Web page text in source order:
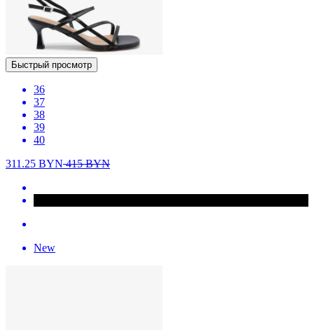
Быстрый просмотр
36
37
38
39
40
311.25 BYN415BYN
New